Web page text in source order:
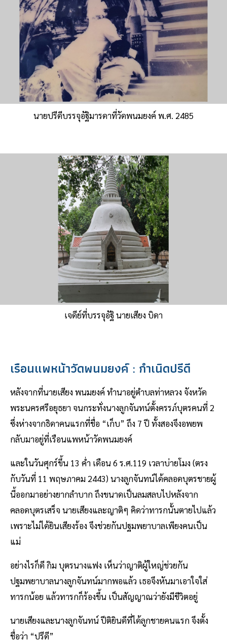
นายปรีดีบรรจุอัฐิมารดาที่วัดพนมยงค์ พ.ศ. 2485
เจดีย์ที่บรรจุอัฐิ นายเสียง บิดา
เรือนแพหน้าวัดพนมยงค์ : กำเนิดปรีดี
หลังจากที่นายเสียง พนมยงค์ ทำนาอยู่ตำบลท่าหลวง จังหวัด
พระนครศรีอยุธยา จนกระทั่งนางลูกจันทน์ตั้งครรภ์บุตรคนที่ 2
ซึ่งห่างจากธิดาคนแรกที่ชื่อ “เก็บ” ถึง 7 ปี ทั้งสองจึงอพยพ
กลับมาอยู่ที่เรือนแพหน้าวัดพนมยงค์
และในวันศุกร์ขึ้น 13 ค่ำ เดือน 6 ร.ศ.119 เวลาบ่ายโมง (ตรง
กับวันที่ 11 พฤษภาคม 2443) นางลูกจันทน์ได้คลอดบุตรชายผู้
นี้ออกมาอย่างยากลำบาก ถึงขนาดเป็นลมสลบไปหลังจาก
คลอดบุตรเสร็จ นายเสียงและญาติๆ คิดว่าทารกนั้นตายไปแล้ว
เพราะไม่ได้ยินเสียงร้อง จึงช่วยกันปฐมพยาบาลเพียงคนเป็น
แม่
อย่างไรก็ดี กิม บุตรนางแฟง เห็นว่าญาติผู้ใหญ่ช่วยกัน
ปฐมพยาบาลนางลูกจันทน์มากพอแล้ว เธอจึงหันมาเอาใจใส่
ทารกน้อย แล้วทารกก็ร้องขึ้น เป็นสัญญาณว่ายังมีชีวิตอยู่
นายเสียงและนางลูกจันทน์ ปีติยินดีที่ได้ลูกชายคนแรก จึงตั้ง
ชื่อว่า “ปรีดี”